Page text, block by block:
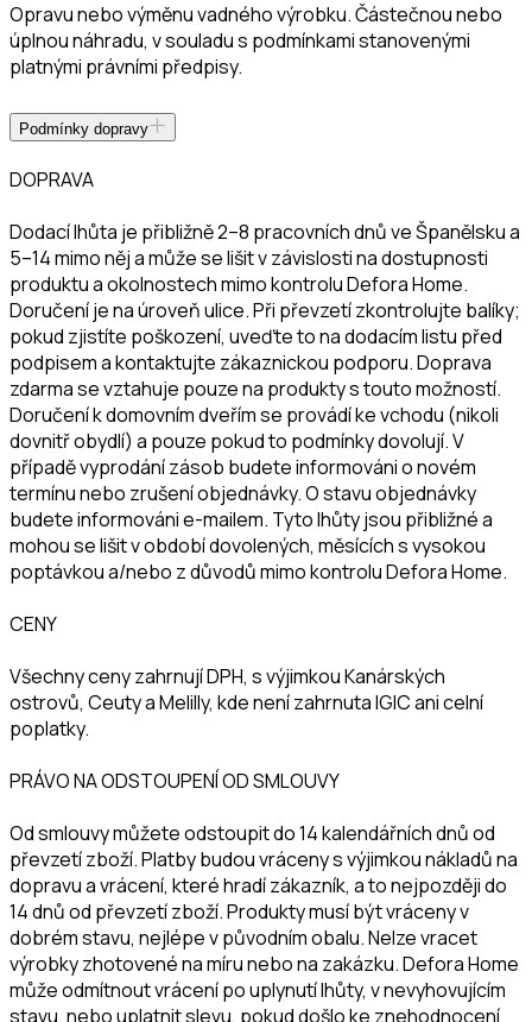
Opravu nebo výměnu vadného výrobku. Částečnou nebo
úplnou náhradu, v souladu s podmínkami stanovenými
platnými právními předpisy.
Podmínky dopravy
DOPRAVA
Dodací lhůta je přibližně 2–8 pracovních dnů ve Španělsku a
5–14 mimo něj a může se lišit v závislosti na dostupnosti
produktu a okolnostech mimo kontrolu Defora Home.
Doručení je na úroveň ulice. Při převzetí zkontrolujte balíky;
pokud zjistíte poškození, uveďte to na dodacím listu před
podpisem a kontaktujte zákaznickou podporu. Doprava
zdarma se vztahuje pouze na produkty s touto možností.
Doručení k domovním dveřím se provádí ke vchodu (nikoli
dovnitř obydlí) a pouze pokud to podmínky dovolují. V
případě vyprodání zásob budete informováni o novém
termínu nebo zrušení objednávky. O stavu objednávky
budete informováni e-mailem. Tyto lhůty jsou přibližné a
mohou se lišit v období dovolených, měsících s vysokou
poptávkou a/nebo z důvodů mimo kontrolu Defora Home.
CENY
Všechny ceny zahrnují DPH, s výjimkou Kanárských
ostrovů, Ceuty a Melilly, kde není zahrnuta IGIC ani celní
poplatky.
PRÁVO NA ODSTOUPENÍ OD SMLOUVY
Od smlouvy můžete odstoupit do 14 kalendářních dnů od
převzetí zboží. Platby budou vráceny s výjimkou nákladů na
dopravu a vrácení, které hradí zákazník, a to nejpozději do
14 dnů od převzetí zboží. Produkty musí být vráceny v
dobrém stavu, nejlépe v původním obalu. Nelze vracet
výrobky zhotovené na míru nebo na zakázku. Defora Home
může odmítnout vrácení po uplynutí lhůty, v nevyhovujícím
stavu, nebo uplatnit slevu, pokud došlo ke znehodnocení